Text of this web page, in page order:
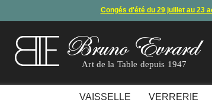
Congés d'été du 29 juillet au 23
En raison d'un souci technique, le mode de règlement par
Art de la Table depuis 1947
VAISSELLE VERRERIE